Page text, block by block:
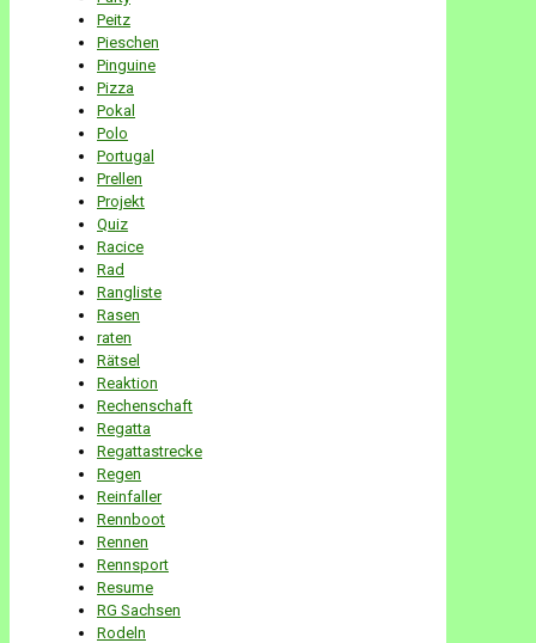
Peitz
Pieschen
Pinguine
Pizza
Pokal
Polo
Portugal
Prellen
Projekt
Quiz
Racice
Rad
Rangliste
Rasen
raten
Rätsel
Reaktion
Rechenschaft
Regatta
Regattastrecke
Regen
Reinfaller
Rennboot
Rennen
Rennsport
Resume
RG Sachsen
Rodeln